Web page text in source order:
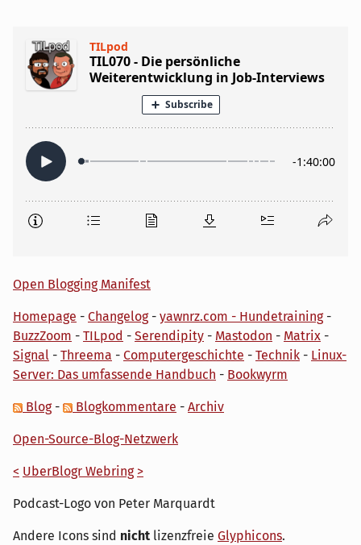
Open Blogging Manifest
Homepage - Changelog- yawnrz.com - Hundetraining-
BuzzZoom - TILpod - Serendipity - Mastodon - Matrix -
Signal - Threema - Computergeschichte - Technik - Linux-
Server: Das umfassende Handbuch - Bookwyrm
Blog- Blogkommentare - Archiv
Open-Source-Blog-Netzwerk
< UberBlogr Webring >
Podcast-Logo von Peter Marquardt
Andere Icons sind nicht lizenzfreie Glyphicons.